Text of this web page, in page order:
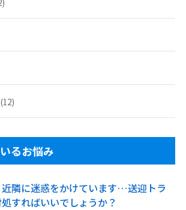
(12)
るお悩み
隣に迷惑をかけています…送迎トラ
すればいいでしょうか？